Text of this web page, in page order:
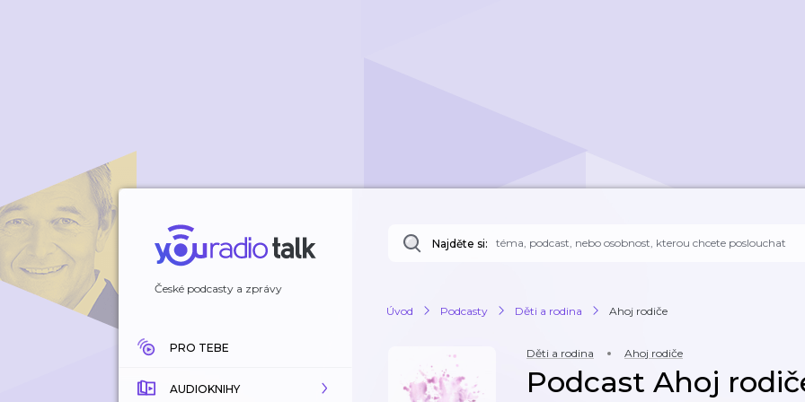
České podcasty a zprávy
PRO TEBE
AUDIOKNIHY
Najděte si:
Úvod Podcasty Děti a rodina Ahoj rodiče
Děti a rodina Ahoj rodiče
Podcast Ahoj